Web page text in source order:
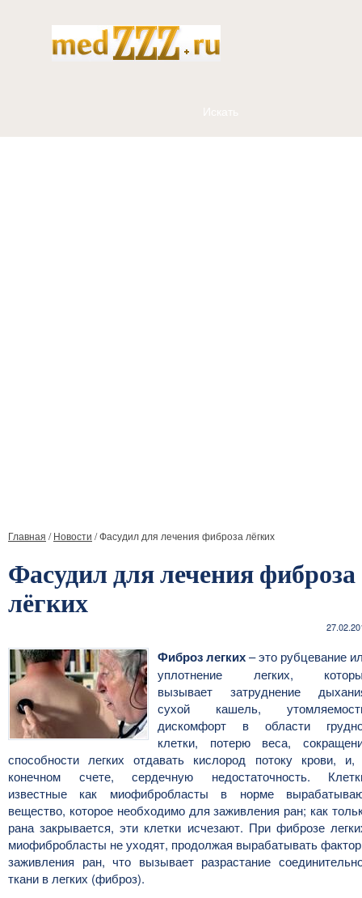
Главная /Новости /Фасудил для лечения фиброза лёгких
Фасудил для лечения фиброза
лёгких
Фиброз легких– это рубцевание
уплотнение легких,
вызывает затруднение
сухой кашель,
дискомфорт в области
клетки, потерю веса,
способности легких отдавать кислород потоку крови,
конечном счете, сердечную недостаточность.
известные как миофибробласты в норме
вещество, которое необходимо для заживления ран; как
рана закрывается, эти клетки исчезают. При фиброзе
миофибробласты не уходят, продолжая вырабатывать
заживления ран, что вызывает разрастание
ткани в легких (фиброз).